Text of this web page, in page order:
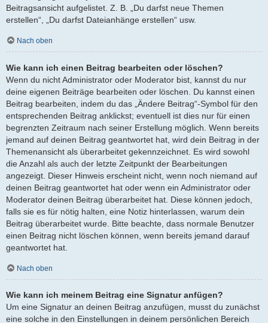
Beitragsansicht aufgelistet. Z. B. „Du darfst neue Themen
erstellen“, „Du darfst Dateianhänge erstellen“ usw.
Nach oben
Wie kann ich einen Beitrag bearbeiten oder löschen?
Wenn du nicht Administrator oder Moderator bist, kannst du nur
deine eigenen Beiträge bearbeiten oder löschen. Du kannst einen
Beitrag bearbeiten, indem du das „Ändere Beitrag“-Symbol für den
entsprechenden Beitrag anklickst; eventuell ist dies nur für einen
begrenzten Zeitraum nach seiner Erstellung möglich. Wenn bereits
jemand auf deinen Beitrag geantwortet hat, wird dein Beitrag in der
Themenansicht als überarbeitet gekennzeichnet. Es wird sowohl
die Anzahl als auch der letzte Zeitpunkt der Bearbeitungen
angezeigt. Dieser Hinweis erscheint nicht, wenn noch niemand auf
deinen Beitrag geantwortet hat oder wenn ein Administrator oder
Moderator deinen Beitrag überarbeitet hat. Diese können jedoch,
falls sie es für nötig halten, eine Notiz hinterlassen, warum dein
Beitrag überarbeitet wurde. Bitte beachte, dass normale Benutzer
einen Beitrag nicht löschen können, wenn bereits jemand darauf
geantwortet hat.
Nach oben
Wie kann ich meinem Beitrag eine Signatur anfügen?
Um eine Signatur an deinen Beitrag anzufügen, musst du zunächst
eine solche in den Einstellungen in deinem persönlichen Bereich